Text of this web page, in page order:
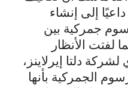
إلى إنشاء
جمركية بين
لفتت الأنظار
دلتا إيرلاينز،
الجمركية بأنها